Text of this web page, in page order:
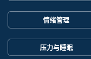
情绪管理
压力与睡眠